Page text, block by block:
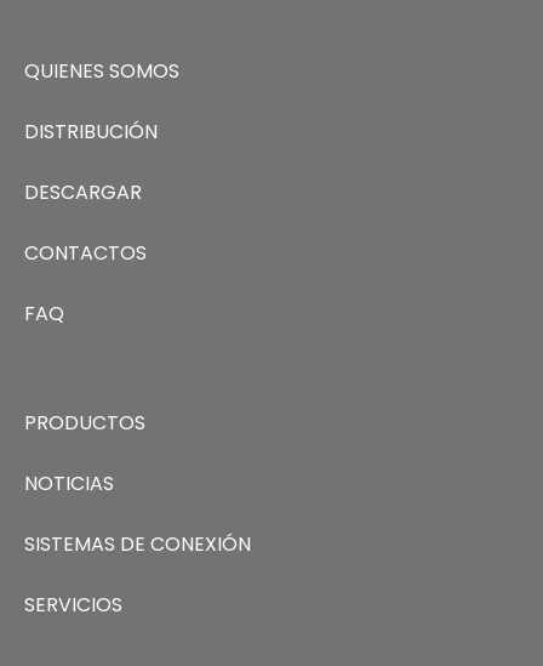
QUIENES SOMOS
DISTRIBUCIÓN
DESCARGAR
CONTACTOS
FAQ
PRODUCTOS
NOTICIAS
SISTEMAS DE CONEXIÓN
SERVICIOS